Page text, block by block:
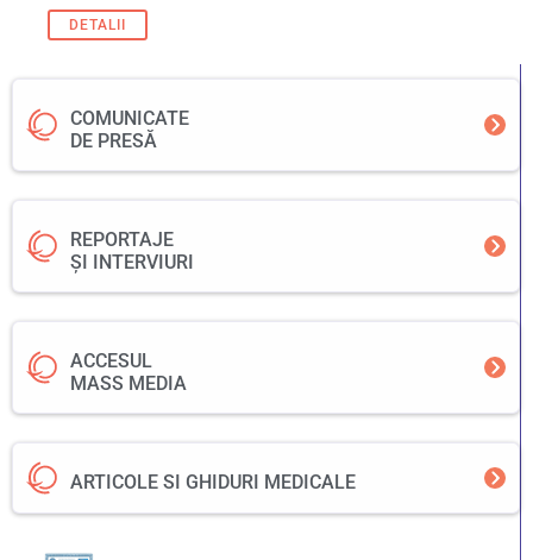
COMUNICATE
DE PRESĂ
REPORTAJE
ȘI INTERVIURI
ACCESUL
MASS MEDIA
ARTICOLE SI GHIDURI MEDICALE
DETALII